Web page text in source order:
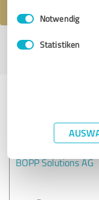
Impressum
Einwilligungsauswahl
Notwendig
Statistiken
Profil aktiv seit
BOPP Solutions AG